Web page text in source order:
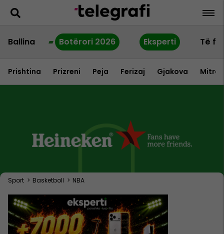
Ballina Botërori 2026 Eksperti Të
Prishtina Prizreni Peja Ferizaj Gjakova
Sport > Basketboll > NBA